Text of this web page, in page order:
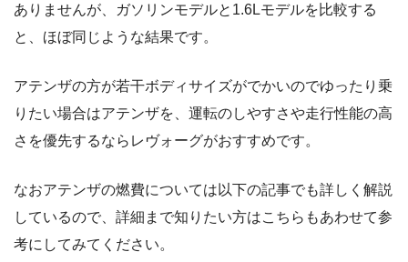
ありませんが、ガソリンモデルと1.6Lモデルを比較する
と、ほぼ同じような結果です。
アテンザの方が若干ボディサイズがでかいのでゆったり乗
りたい場合はアテンザを、運転のしやすさや走行性能の高
さを優先するならレヴォーグがおすすめです。
なおアテンザの燃費については以下の記事でも詳しく解説
しているので、詳細まで知りたい方はこちらもあわせて参
考にしてみてください。